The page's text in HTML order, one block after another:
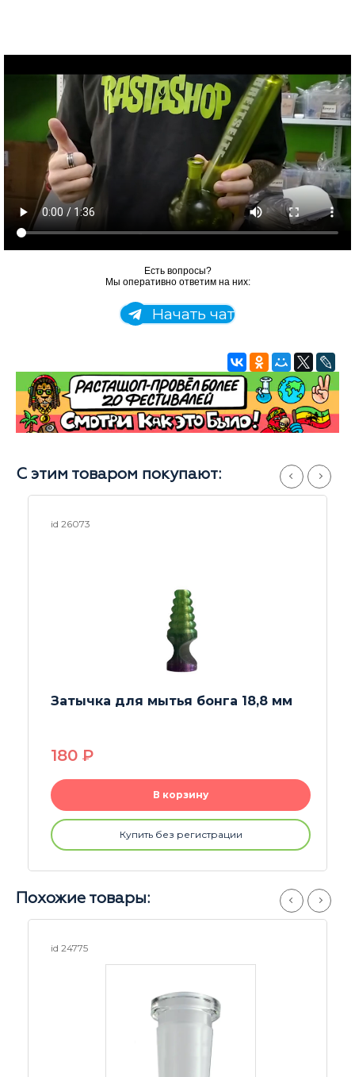
Есть вопросы?
Мы оперативно ответим на них:
Начать чат
С этим товаром покупают:
id 25370
Напас (колпак) Steel Rastashop
550P
В корзину
Купить без регистрации
Похожие товары:
id 22882